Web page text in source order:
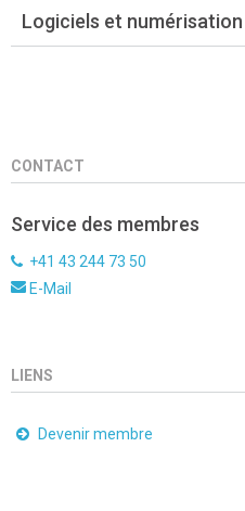
Logiciels et numérisation
CONTACT
Service des membres
+41 43 244 73 50
E-Mail
LIENS
Devenir membre